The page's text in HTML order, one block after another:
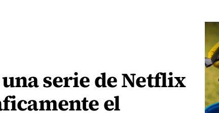
serie de Netflix
el